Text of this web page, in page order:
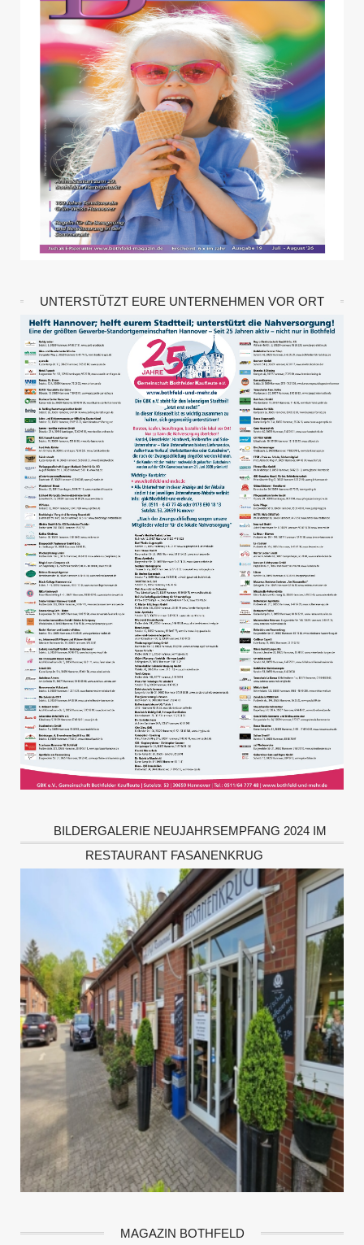
UNTERSTÜTZT EURE UNTERNEHMEN VOR ORT
BILDERGALERIE NEUJAHRSEMPFANG 2024 IM
RESTAURANT FASANENKRUG
MAGAZIN BOTHFELD